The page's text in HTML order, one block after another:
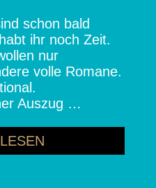
schon bald
ihr noch Zeit.
nur
volle Romane.
Auszug …